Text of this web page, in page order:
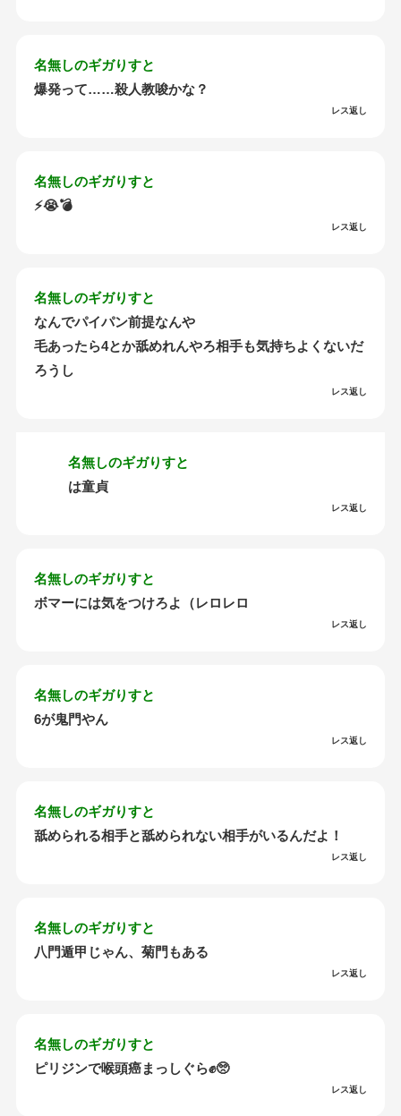
名無しのギガりすと
爆発って……殺人教唆かな？
レス返し
名無しのギガりすと
⚡😭💣
レス返し
名無しのギガりすと
なんでパイパン前提なんや
毛あったら4とか舐めれんやろ相手も気持ちよくないだ
ろうし
レス返し
名無しのギガりすと
は童貞
レス返し
名無しのギガりすと
ボマーには気をつけろよ（レロレロ
レス返し
名無しのギガりすと
6が鬼門やん
レス返し
名無しのギガりすと
舐められる相手と舐められない相手がいるんだよ！
レス返し
名無しのギガりすと
八門遁甲じゃん、菊門もある
レス返し
名無しのギガりすと
ピリジンで喉頭癌まっしぐら✊🥺
レス返し